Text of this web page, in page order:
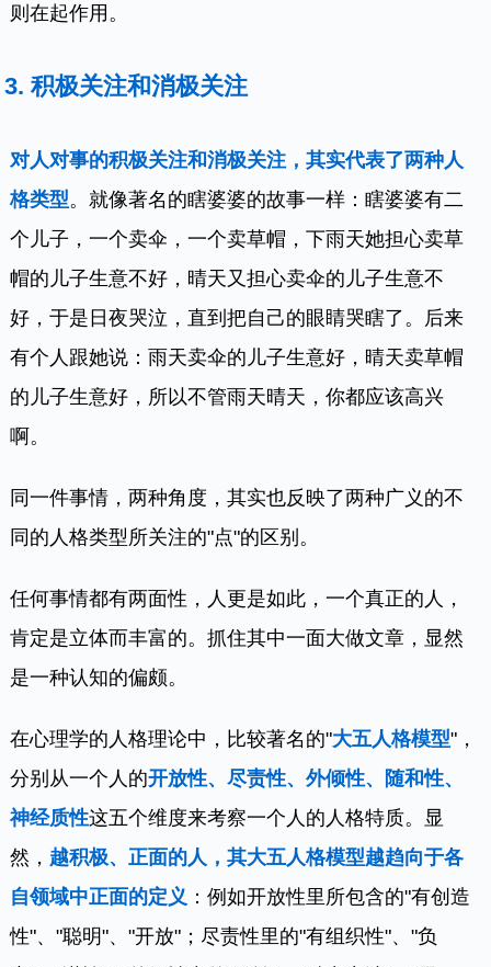
则在起作用。
3. 积极关注和消极关注
对人对事的积极关注和消极关注，其实代表了两种人
格类型。就像著名的瞎婆婆的故事一样：瞎婆婆有二
个儿子，一个卖伞，一个卖草帽，下雨天她担心卖草
帽的儿子生意不好，晴天又担心卖伞的儿子生意不
好，于是日夜哭泣，直到把自己的眼睛哭瞎了。后来
有个人跟她说：雨天卖伞的儿子生意好，晴天卖草帽
的儿子生意好，所以不管雨天晴天，你都应该高兴
啊。
同一件事情，两种角度，其实也反映了两种广义的不
同的人格类型所关注的"点"的区别。
任何事情都有两面性，人更是如此，一个真正的人，
肯定是立体而丰富的。抓住其中一面大做文章，显然
是一种认知的偏颇。
在心理学的人格理论中，比较著名的"大五人格模型"，
分别从一个人的开放性、尽责性、外倾性、随和性、
神经质性这五个维度来考察一个人的人格特质。显
然， 越积极、正面的人，其大五人格模型越趋向于各
自领域中正面的定义 ：例如开放性里所包含的"有创造
性"、"聪明"、"开放"；尽责性里的"有组织性"、"负